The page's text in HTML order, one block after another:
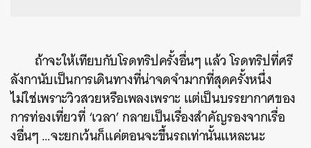
ถ้าจะให้เทียบกับโรดทริปครั้งอื่นๆ แล้ว โรดทริปที่ศรี
ลังกานับเป็นการเดินทางที่น่าจดจำมากที่สุดครั้งหนึ่ง
ไม่ใช่เพราะวิวสวยหรือเพลงเพราะ แต่เป็นบรรยากาศของ
การท่องเที่ยวที่ ‘เวลา’ กลายเป็นเรื่องสำคัญรองจากเรื่อ
งอื่นๆ …จะยกเว้นก็แค่ตอนจะขึ้นรถเท่านั้นแหละนะ